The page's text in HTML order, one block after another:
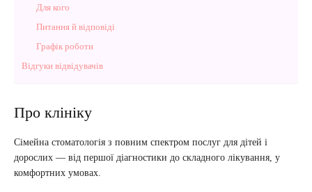
Для кого
Питання й відповіді
Графік роботи
Відгуки відвідувачів
Про клініку
Сімейна стоматологія з повним спектром послуг для дітей і
дорослих — від першої діагностики до складного лікування, у
комфортних умовах.